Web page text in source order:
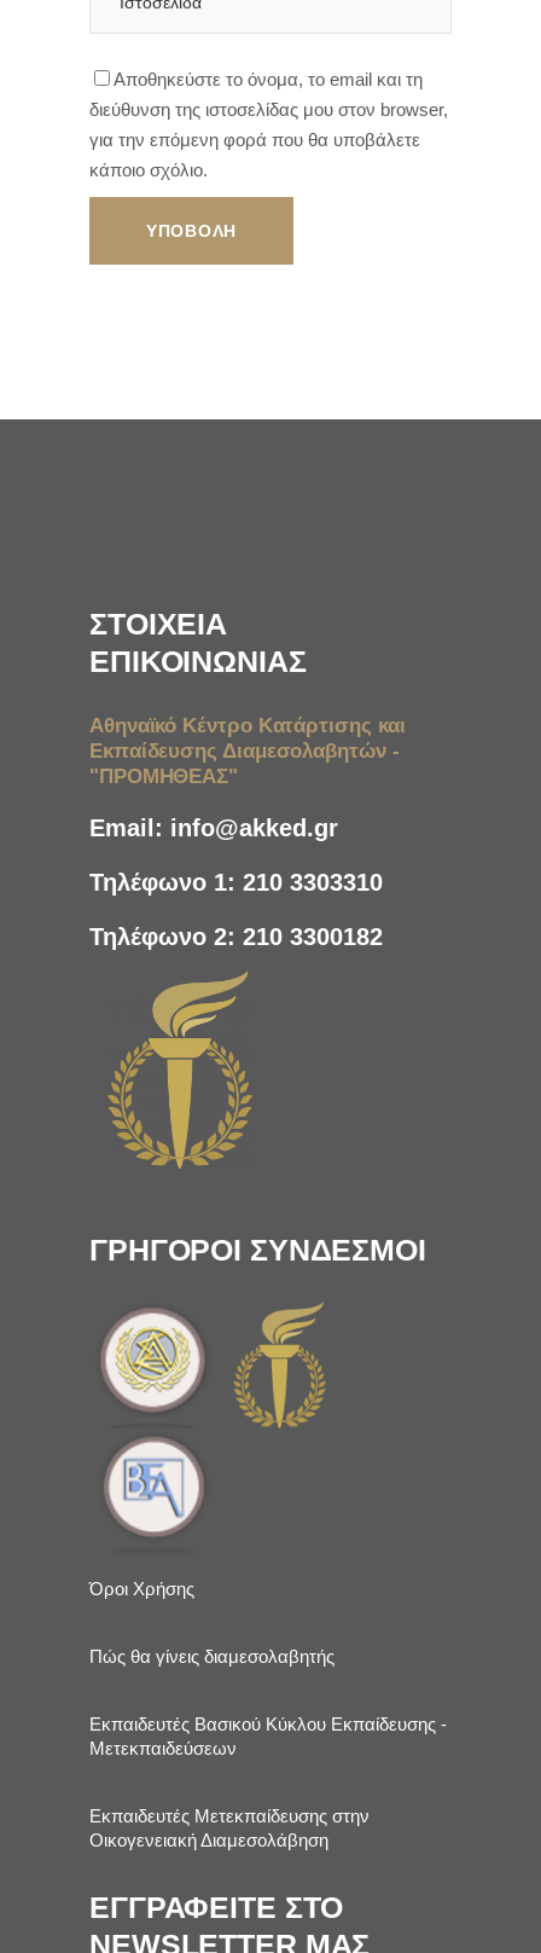
Αποθηκεύστε το όνομα, το email και τη
διεύθυνση της ιστοσελίδας μου στον browser,
για την επόμενη φορά που θα υποβάλετε
κάποιο σχόλιο.
ΣΤΟΙΧΕΙΑ
ΕΠΙΚΟΙΝΩΝΙΑΣ
Αθηναϊκό Κέντρο Κατάρτισης και
Εκπαίδευσης Διαμεσολαβητών -
"ΠΡΟΜΗΘΕΑΣ"
Email: info@akked.gr
Τηλέφωνο 1: 210 3303310
Τηλέφωνο 2: 210 3300182
ΓΡΗΓΟΡΟΙ ΣΥΝΔΕΣΜΟΙ
Όροι Χρήσης
Πώς θα γίνεις διαμεσολαβητής
Εκπαιδευτές Βασικού Κύκλου Εκπαίδευσης -
Μετεκπαιδεύσεων
Εκπαιδευτές Μετεκπαίδευσης στην
Οικογενειακή Διαμεσολάβηση
ΕΓΓΡΑΦΕΙΤΕ ΣΤΟ
NEWSLETTER ΜΑΣ